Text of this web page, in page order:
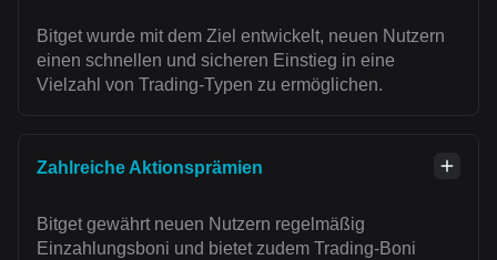
Bitget wurde mit dem Ziel entwickelt, neuen Nutzern
einen schnellen und sicheren Einstieg in eine
Vielzahl von Trading-Typen zu ermöglichen.
Zahlreiche Aktionsprämien
Bitget gewährt neuen Nutzern regelmäßig
Einzahlungsboni und bietet zudem Trading-Boni